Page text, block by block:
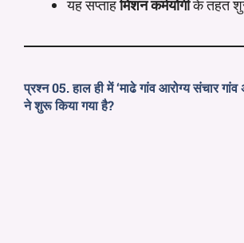
यह सप्ताहमिशन कर्मयोगीके तहत
प्रश्न 05. हाल ही में ‘माढे गांव आरोग्य संचार गांव
ने शुरू किया गया है?